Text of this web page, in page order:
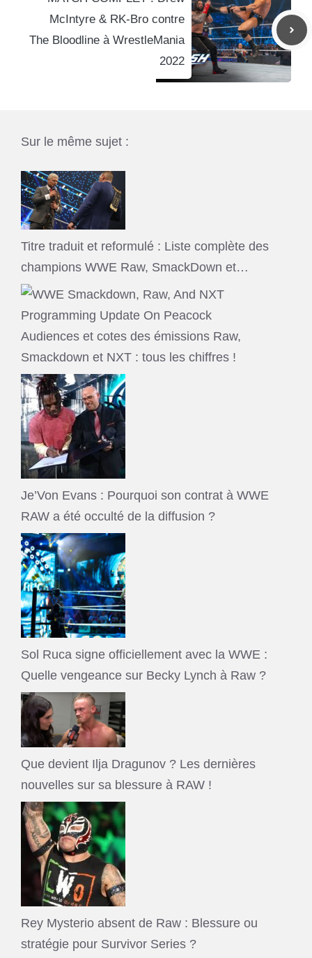
McIntyre & RK-Bro contre
The Bloodline à WrestleMania
2022
Sur le même sujet :
Titre traduit et reformulé : Liste complète des
champions WWE Raw, SmackDown et…
Audiences et cotes des émissions Raw,
Smackdown et NXT : tous les chiffres !
Je’Von Evans : Pourquoi son contrat à WWE
RAW a été occulté de la diffusion ?
Sol Ruca signe officiellement avec la WWE :
Quelle vengeance sur Becky Lynch à Raw ?
Que devient Ilja Dragunov ? Les dernières
nouvelles sur sa blessure à RAW !
Rey Mysterio absent de Raw : Blessure ou
stratégie pour Survivor Series ?